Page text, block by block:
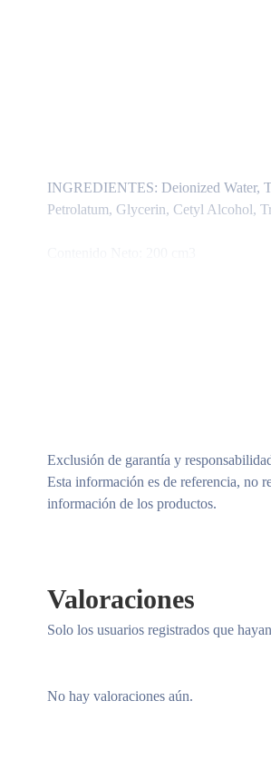
INGREDIENTES: Deionized Water,
Petrolatum, Glycerin, Cetyl Alcohol,
Exclusión de garantía y
Esta información es de referencia, no
información de los productos.
Valoraciones
No hay valoraciones aún.
Solo los usuarios registrados que